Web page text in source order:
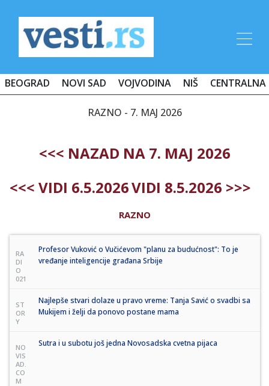
BEOGRAD NOVI SAD VOJVODINA NIŠ CENTRALNA
RAZNO - 7. MAJ 2026
<<< NAZAD NA 7. MAJ 2026
<<< VIDI 6.5.2026VIDI 8.5.2026 >>>
RAZNO
RA
DI
O
021
Profesor Vuković o Vučićevom "planu za budućnost": To je
vređanje inteligencije građana Srbije
ST
OR
Y
Najlepše stvari dolaze u pravo vreme: Tanja Savić o svadbi sa
Mukijem i želji da ponovo postane mama
NO
VIS
AD.
CO
M
Sutra i u subotu još jedna Novosadska cvetna pijaca